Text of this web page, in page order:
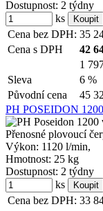
Dostupnost: 2 týdny
ks
Cena bez DPH: 35
Cena s DPH
42
1
Sleva
6 %
Původní cena
45
PH POSEIDON
Přenosné plovoucí
Výkon: 1120 l/min,
Hmotnost: 25 kg
Dostupnost: 2 týdny
ks
Cena bez DPH: 33